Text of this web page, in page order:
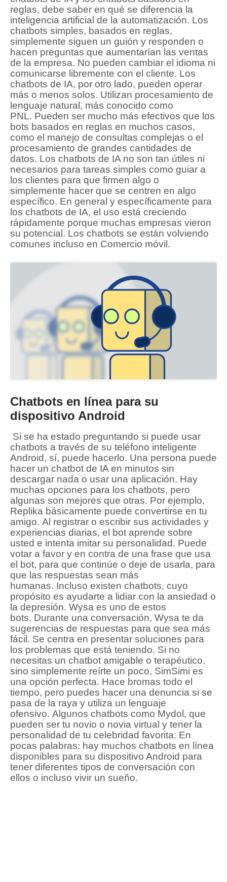
reglas, debe saber en qué se diferencia la
inteligencia artificial de la automatización. Los
chatbots simples, basados ​​en reglas,
simplemente siguen un guión y responden o
hacen preguntas que aumentarían las ventas
de la empresa. No pueden cambiar el idioma ni
comunicarse libremente con el cliente. Los
chatbots de IA, por otro lado, pueden operar
más o menos solos. Utilizan procesamiento de
lenguaje natural, más conocido como
PNL. Pueden ser mucho más efectivos que los
bots basados ​​en reglas en muchos casos,
como el manejo de consultas complejas o el
procesamiento de grandes cantidades de
datos. Los chatbots de IA no son tan útiles ni
necesarios para tareas simples como guiar a
los clientes para que firmen algo o
simplemente hacer que se centren en algo
específico. En general y específicamente para
los chatbots de IA, el uso está creciendo
rápidamente porque muchas empresas vieron
su potencial. Los chatbots se están volviendo
comunes incluso en Comercio móvil.
Chatbots en línea para su
dispositivo Android
Si se ha estado preguntando si puede usar
chatbots a través de su teléfono inteligente
Android, sí, puede hacerlo. Una persona puede
hacer un chatbot de IA en minutos sin
descargar nada o usar una aplicación. Hay
muchas opciones para los chatbots, pero
algunas son mejores que otras. Por ejemplo,
Replika básicamente puede convertirse en tu
amigo. Al registrar o escribir sus actividades y
experiencias diarias, el bot aprende sobre
usted e intenta imitar su personalidad. Puede
votar a favor y en contra de una frase que usa
el bot, para que continúe o deje de usarla, para
que las respuestas sean más
humanas. Incluso existen chatbots, cuyo
propósito es ayudarte a lidiar con la ansiedad o
la depresión. Wysa es uno de estos
bots. Durante una conversación, Wysa te da
sugerencias de respuestas para que sea más
fácil. Se centra en presentar soluciones para
los problemas que está teniendo. Si no
necesitas un chatbot amigable o terapéutico,
sino simplemente reírte un poco, SimSimi es
una opción perfecta. Hace bromas todo el
tiempo, pero puedes hacer una denuncia si se
pasa de la raya y utiliza un lenguaje
ofensivo. Algunos chatbots como Mydol, que
pueden ser tu novio o novia virtual y tener la
personalidad de tu celebridad favorita. En
pocas palabras: hay muchos chatbots en línea
disponibles para su dispositivo Android para
tener diferentes tipos de conversación con
ellos o incluso vivir un sueño.